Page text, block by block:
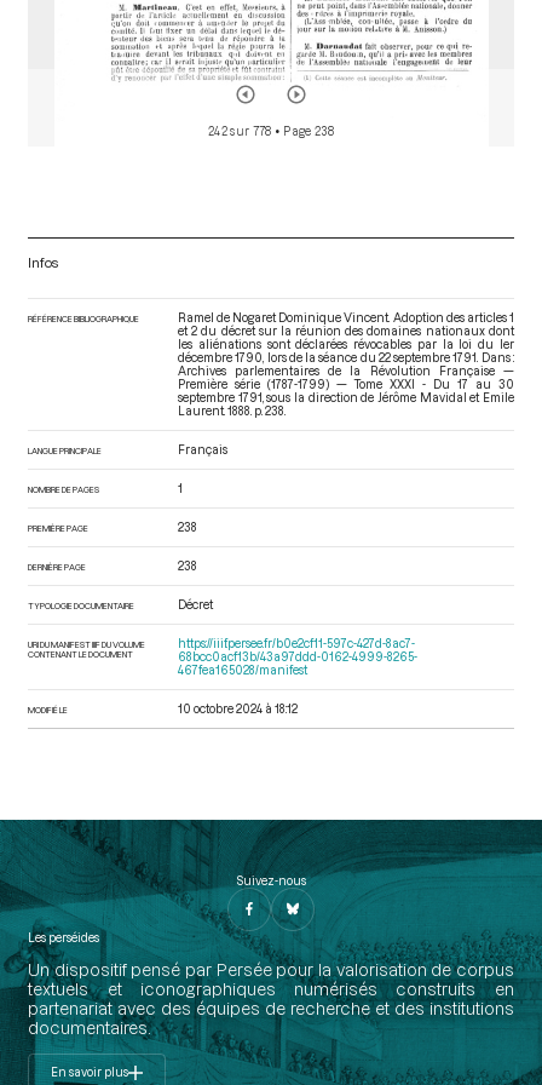
242 sur 778 • Page 238
Infos
RÉFÉRENCE BIBLIOGRAPHIQUE
Ramel de Nogaret Dominique Vincent. Adoption des articles 1
et 2 du décret sur la réunion des domaines nationaux dont
les aliénations sont déclarées révocables par la loi du ler
décembre 1790, lors de la séance du 22 septembre 1791. Dans :
Archives parlementaires de la Révolution Française —
Première série (1787-1799) — Tome XXXI - Du 17 au 30
septembre 1791 , sous la direction de Jérôme Mavidal et Emile
Laurent. 1888. p. 238.
LANGUE PRINCIPALE Français
NOMBRE DE PAGES 1
PREMIÈRE PAGE 238
DERNIÈRE PAGE 238
TYPOLOGIE DOCUMENTAIRE Décret
URI DU MANIFEST IIIF DU VOLUME
CONTENANT LE DOCUMENT
https://iiif.persee.fr/b0e2cf11-597c-427d-8ac7-
68bcc0acf13b/43a97ddd-0162-4999-8265-
467fea165028/manifest
MODIFIÉ LE 10 octobre 2024 à 18:12
Suivez-nous
Les perséides
Un dispositif pensé par Persée pour la valorisation de corpus
textuels et iconographiques numérisés construits en
partenariat avec des équipes de recherche et des institutions
documentaires.
En savoir plus